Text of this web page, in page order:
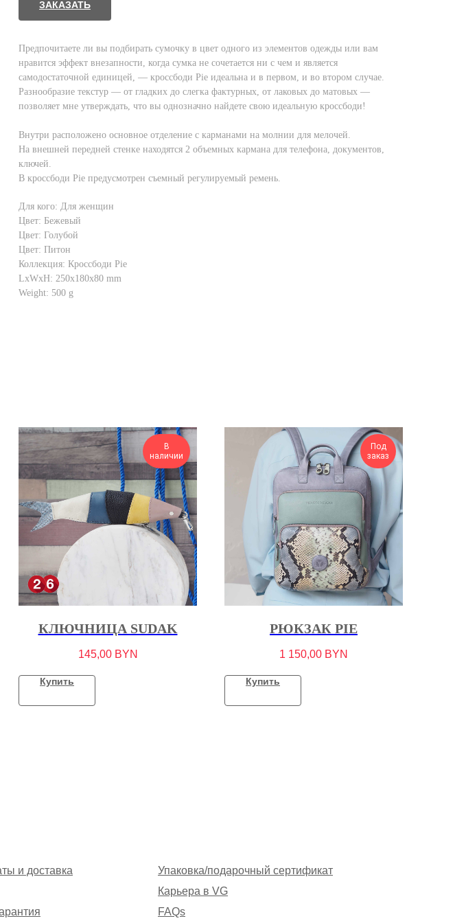
ЗАКАЗАТЬ
Предпочитаете ли вы подбирать сумочку в цвет одного из элементов одежды или вам
нравится эффект внезапности, когда сумка не сочетается ни с чем и является
самодостаточной единицей, — кроссбоди Pie идеальна и в первом, и во втором случае.
Разнообразие текстур — от гладких до слегка фактурных, от лаковых до матовых —
позволяет мне утверждать, что вы однозначно найдете свою идеальную кроссбоди!
Внутри расположено основное отделение с карманами на молнии для мелочей.
На внешней передней стенке находятся 2 объемных кармана для телефона, документов,
ключей.
В кроссбоди Pie предусмотрен съемный регулируемый ремень.
Для кого: Для женщин
Цвет: Бежевый
Цвет: Голубой
Цвет: Питон
Коллекция: Кроссбоди Pie
LxWxH: 250x180x80 mm
Weight: 500 g
В
наличии
КЛЮЧНИЦА SUDAK
145,00 BYN
Купить
Под
заказ
РЮКЗАК PIE
1 150,00 BYN
Купить
и доставка
Упаковка/подарочный сертификат
FAQs
Карьера в VG